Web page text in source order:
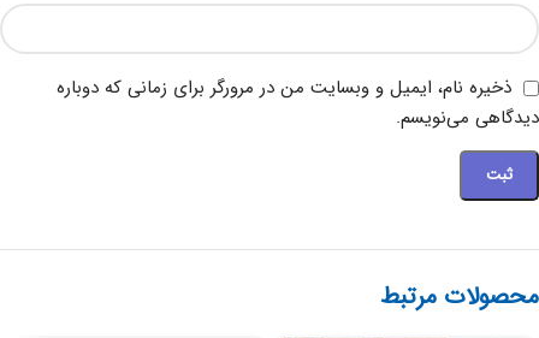
ذخیره نام، ایمیل و وبسایت من در مرورگر برای زمانی که دوباره
دیدگاهی می‌نویسم.
محصولات مرتبط